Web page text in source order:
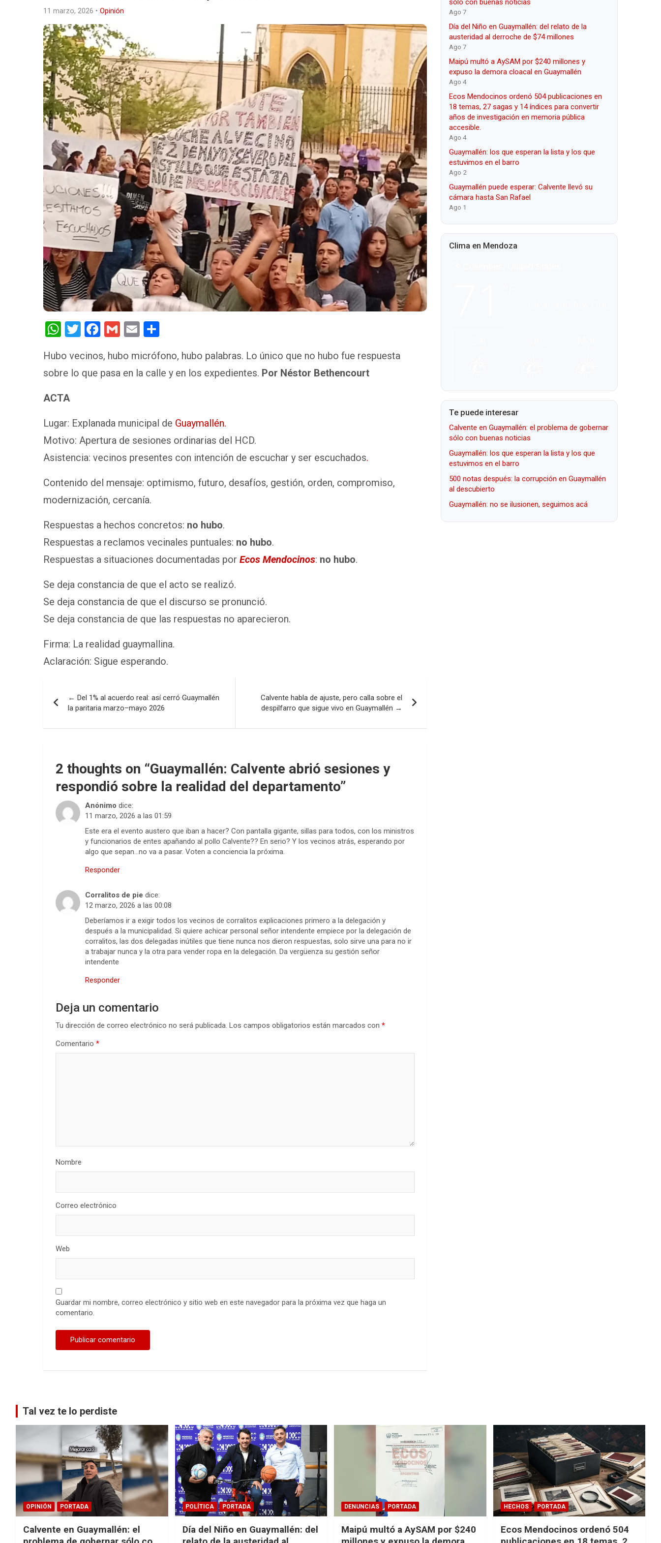
11 marzo, 2026 • Opinión
W
at
s
A
p
T
tt
er
F
ce
b
k
G
ail
E
ail ar
e
Hubo vecinos, hubo micrófono, hubo palabras. Lo único que no hubo fue respuesta
sobre lo que pasa en la calle y en los expedientes. Por Néstor Bethencourt
ACTA
Lugar: Explanada municipal de Guaymallén.
Motivo: Apertura de sesiones ordinarias del HCD.
Asistencia: vecinos presentes con intención de escuchar y ser escuchados.
Contenido del mensaje: optimismo, futuro, desafíos, gestión, orden, compromiso,
modernización, cercanía.
Respuestas a hechos concretos: no hubo.
Respuestas a reclamos vecinales puntuales: no hubo.
Respuestas a situaciones documentadas por Ecos Mendocinos: no hubo.
Se deja constancia de que el acto se realizó.
Se deja constancia de que el discurso se pronunció.
Se deja constancia de que las respuestas no aparecieron.
Firma: La realidad guaymallina.
Aclaración: Sigue esperando.
de
entradas
← Del 1% al acuerdo real: así cerró Guaymallén
la paritaria marzo–mayo 2026
Calvente habla de ajuste, pero calla sobre el
despilfarro que sigue vivo en Guaymallén →
2 thoughts on “Guaymallén: Calvente abrió sesiones y
respondió sobre la realidad del departamento”
Anónimo dice:
11 marzo, 2026 a las 01:59
Este era el evento austero que iban a hacer? Con pantalla gigante, sillas para todos, con los ministros
y funcionarios de entes apañando al pollo Calvente?? En serio? Y los vecinos atrás, esperando por
algo que sepan…no va a pasar. Voten a conciencia la próxima.
Responder
Corralitos de pie dice:
12 marzo, 2026 a las 00:08
Deberíamos ir a exigir todos los vecinos de corralitos explicaciones primero a la delegación y
después a la municipalidad. Si quiere achicar personal señor intendente empiece por la delegación de
corralitos, las dos delegadas inútiles que tiene nunca nos dieron respuestas, solo sirve una para no ir
a trabajar nunca y la otra para vender ropa en la delegación. Da vergüenza su gestión señor
intendente
Responder
Deja un comentario
Tu dirección de correo electrónico no será publicada. Los campos obligatorios están marcados con *
Comentario *
Nombre
Correo electrónico
Web
Guardar mi nombre, correo electrónico y sitio web en este navegador para la próxima vez que haga un
comentario.
sólo con buenas noticias
Ago 7
Día del Niño en Guaymallén: del relato de la
austeridad al derroche de $74 millones
Ago 7
Maipú multó a AySAM por $240 millones y
expuso la demora cloacal en Guaymallén
Ago 4
Ecos Mendocinos ordenó 504 publicaciones en
18 temas, 27 sagas y 14 índices para convertir
años de investigación en memoria pública
accesible.
Ago 4
Guaymallén: los que esperan la lista y los que
estuvimos en el barro
Ago 2
Guaymallén puede esperar: Calvente llevó su
cámara hasta San Rafael
Ago 1
Clima en Mendoza
Te puede interesar
Calvente en Guaymallén: el problema de gobernar
sólo con buenas noticias
Guaymallén: los que esperan la lista y los que
estuvimos en el barro
500 notas después: la corrupción en Guaymallén
al descubierto
Guaymallén: no se ilusionen, seguimos acá
Tal vez te lo perdiste
OPINIÓN PORTADA
Calvente en Guaymallén: el
POLÍTICA PORTADA
Día del Niño en Guaymallén: del
DENUNCIAS PORTADA
Maipú multó a AySAM por $240
HECHOS PORTADA
Ecos Mendocinos ordenó 504